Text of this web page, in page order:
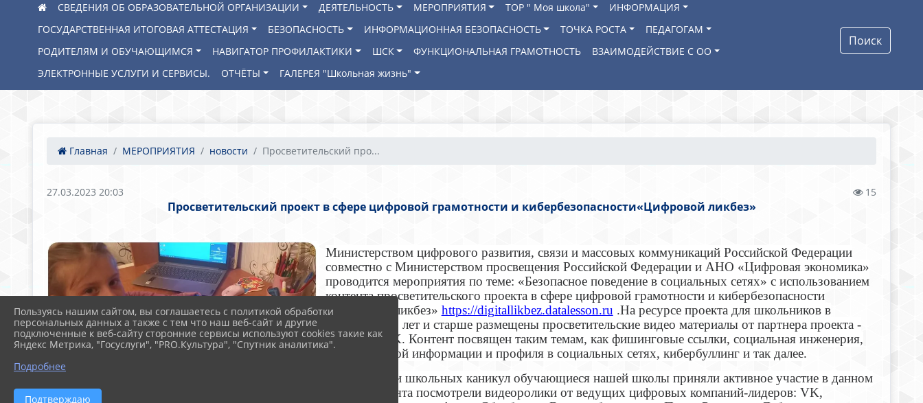
СВЕДЕНИЯ ОБ ОБРАЗОВАТЕЛЬНОЙ ОРГАНИЗАЦИИ ДЕЯТЕЛЬНОСТЬ МЕРОПРИЯТИЯ ТОР " Моя школа"
ИНФОРМАЦИЯ
ГОСУДАРСТВЕННАЯ ИТОГОВАЯ АТТЕСТАЦИЯ
БЕЗОПАСНОСТЬ ИНФОРМАЦИОННАЯ БЕЗОПАСНОСТЬ ТОЧКА РОСТА
ПЕДАГОГАМ
РОДИТЕЛЯМ И ОБУЧАЮЩИМСЯ
НАВИГАТОР ПРОФИЛАКТИКИ ШСК ФУНКЦИОНАЛЬНАЯ ГРАМОТНОСТЬ
ВЗАИМОДЕЙСТВИЕ С ОО
ЭЛЕКТРОННЫЕ УСЛУГИ И СЕРВИСЫ.
ОТЧЁТЫ ГАЛЕРЕЯ "Школьная жизнь"
Поиск
Главная МЕРОПРИЯТИЯ новости Просветительский про...
27.03.2023 20:03 15
Просветительский проект в сфере цифровой грамотности и кибербезопасности«Цифровой ликбез»
Министерством цифрового развития, связи и массовых коммуникаций Российской Федерации
совместно с Министерством просвещения Российской Федерации и АНО «Цифровая экономика»
проводится мероприятия по теме: «Безопасное поведение в социальных сетях» с использованием
контента просветительского проекта в сфере цифровой грамотности и кибербезопасности
«Цифровой ликбез» https://digitallikbez.datalesson.ru .На ресурсе проекта для школьников в
возрасте от 6 лет и старше размещены просветительские видео материалы от партнера проекта -
компании VK. Контент посвящен таким темам, как фишинговые ссылки, социальная инженерия,
защита личной информации и профиля в социальных сетях, кибербуллинг и так далее.
В первые дни школьных каникул обучающиеся нашей школы приняли активное участие в данном
проекте. Ребята посмотрели видеоролики от ведущих цифровых компаний-лидеров: VK,
Пользуясь нашим сайтом, вы соглашаетесь с политикой обработки
персональных данных а также с тем что наш веб-сайт и другие
подключенные к веб-сайту сторонние сервисы используют cookies такие как
Яндекс Метрика, "Госуслуги", "PRO.Культура", "Спутник аналитика".
Подробнее
Подтверждаю